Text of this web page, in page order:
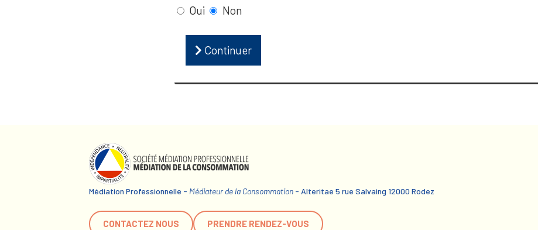
Oui
Non
Continuer
Médiation Professionnelle - Médiateur de la Consommation - Alteritae 5 rue Salvaing 12000 Rodez
CONTACTEZ NOUS PRENDRE RENDEZ-VOUS